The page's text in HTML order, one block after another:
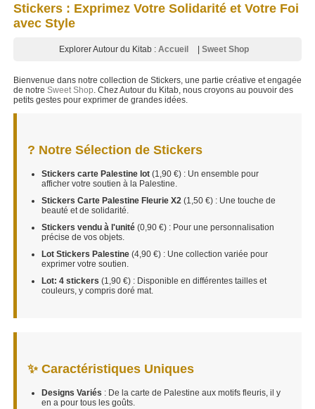
Stickers : Exprimez Votre Solidarité et Votre Foi
avec Style
Explorer Autour du Kitab : Accueil | Sweet Shop
Bienvenue dans notre collection de Stickers, une partie créative et engagée
de notre Sweet Shop . Chez Autour du Kitab, nous croyons au pouvoir des
petits gestes pour exprimer de grandes idées.
? Notre Sélection de Stickers
Stickers carte Palestine lot (1,90 €) : Un ensemble pour
afficher votre soutien à la Palestine.
Stickers Carte Palestine Fleurie X2 (1,50 €) : Une touche de
beauté et de solidarité.
Stickers vendu à l'unité (0,90 €) : Pour une personnalisation
précise de vos objets.
Lot Stickers Palestine (4,90 €) : Une collection variée pour
exprimer votre soutien.
Lot: 4 stickers (1,90 €) : Disponible en différentes tailles et
couleurs, y compris doré mat.
✨ Caractéristiques Uniques
Designs Variés : De la carte de Palestine aux motifs fleuris, il y
en a pour tous les goûts.